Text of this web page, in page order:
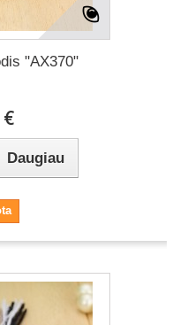
"AX370"
Daugiau